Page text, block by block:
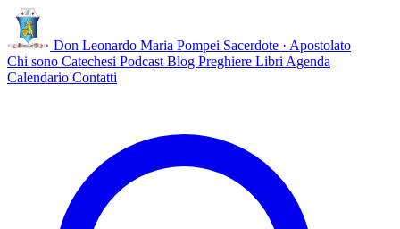
Don Leonardo Maria Pompei Sacerdote · Apostolato
Chi sono Catechesi Podcast Blog Preghiere Libri Agenda
Calendario Contatti